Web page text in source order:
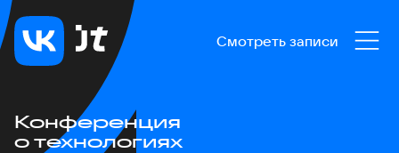
Смотреть записи
Конференция
о технологиях